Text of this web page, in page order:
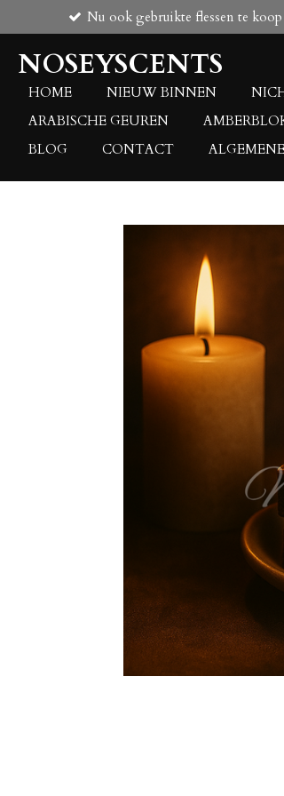
direct
naar
de
hoofdinhoud
Nu ook gebruikte flessen te koop
NOSEYSCENTS
HOME NIEUW BINNEN
ARABISCHE GEUREN
BLOG
CONTACT